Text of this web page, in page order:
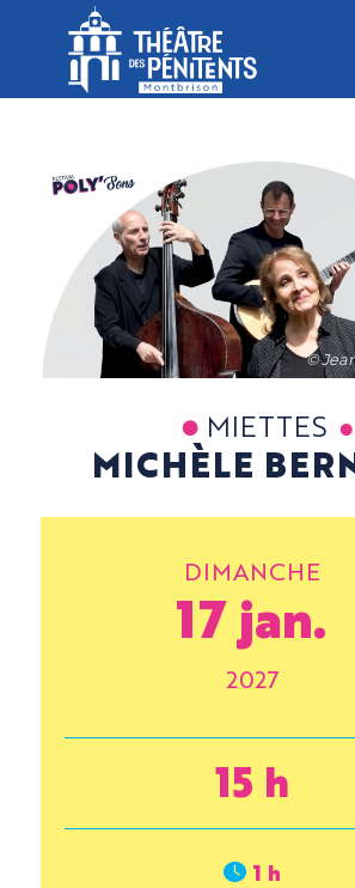
©
MIETTES
MICHÈLE
DIMANCHE
17 jan.
2027
15 h
1 h